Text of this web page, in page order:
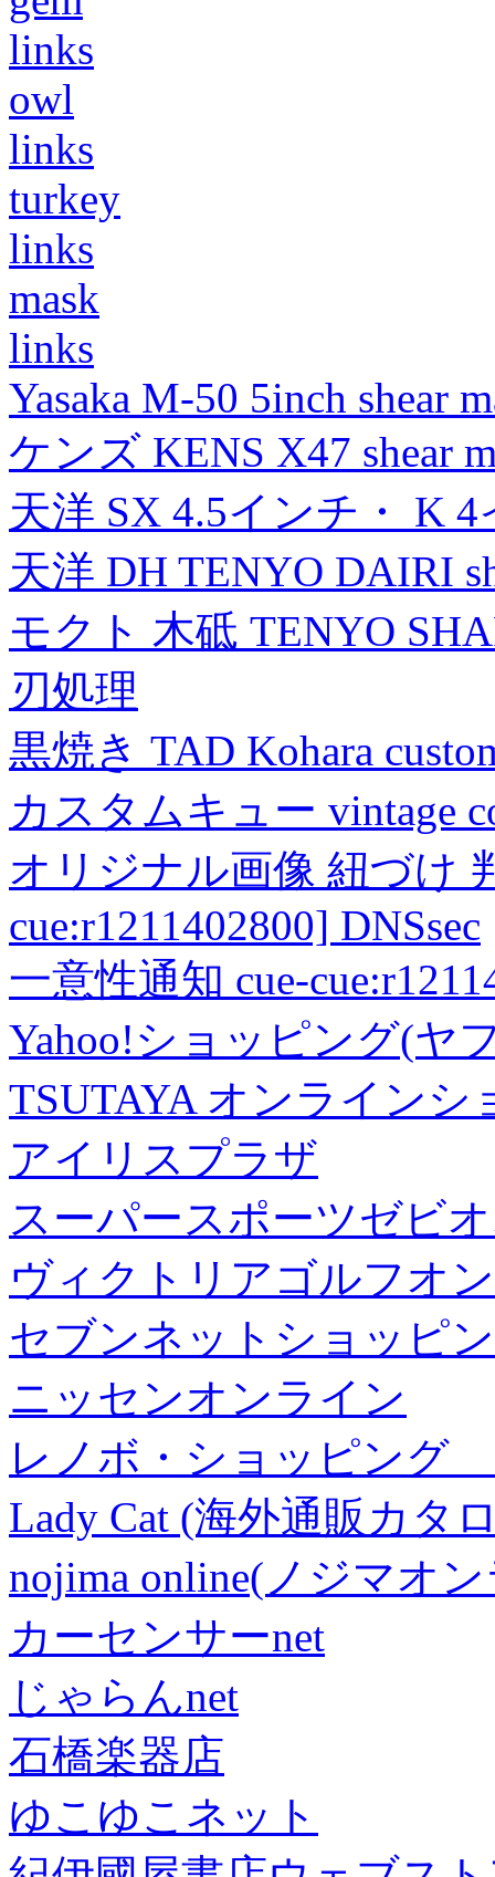
links
owl
links
turkey
links
mask
links
Yasaka M-50 5inch shear
ケンズ KENS X47 shear
天洋 SX 4.5インチ・ K
天洋 DH TENYO DAIRI
モクト 木砥 TENYO
刃処理
黒焼き TAD Kohara
カスタムキュー vintage
オリジナル画像 紐づけ
cue:r1211402800] DNSsec
一意性通知 cue-
Yahoo!ショッピング(ヤ
TSUTAYA オンラインシ
アイリスプラザ
スーパースポーツゼビ
ヴィクトリアゴルフオ
セブンネットショッピ
ニッセンオンライン
レノボ・ショッピング
Lady Cat (海外通販カタ
nojima online(ノジマオ
カーセンサーnet
じゃらんnet
石橋楽器店
ゆこゆこネット